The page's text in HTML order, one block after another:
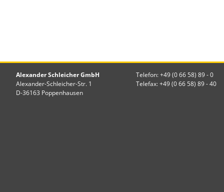
Alexander Schleicher GmbH
Alexander-Schleicher-Str. 1
D-36163 Poppenhausen
Telefon: +49 (0 66 58) 89 - 0
Telefax: +49 (0 66 58) 89 - 40